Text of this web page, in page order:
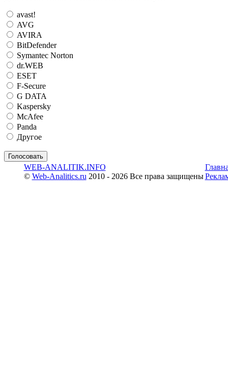
avast!
AVG
AVIRA
BitDefender
Symantec Norton
dr.WEB
ESET
F-Secure
G DATA
Kaspersky
McAfee
Panda
Другое
WEB-ANALITIK.INFO
© Web-Analitics.ru 2010 - 2026 Все права защищены